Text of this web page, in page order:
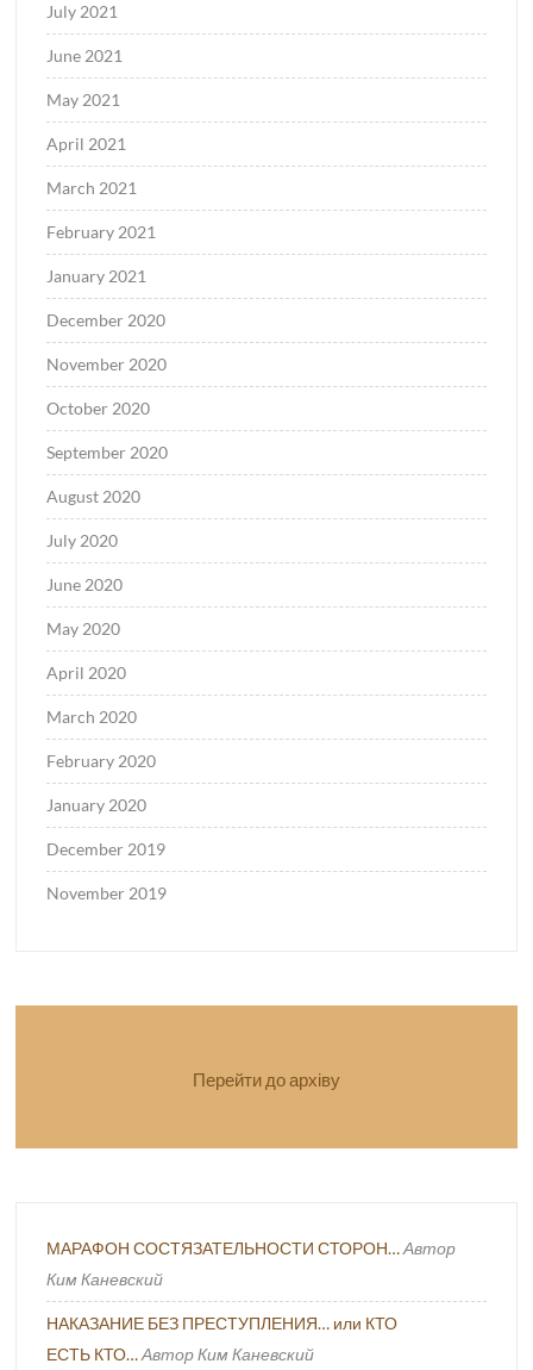
July 2021
June 2021
May 2021
April 2021
March 2021
February 2021
January 2021
December 2020
November 2020
October 2020
September 2020
August 2020
July 2020
June 2020
May 2020
April 2020
March 2020
February 2020
January 2020
December 2019
November 2019
Перейти до архіву
МАРАФОН СОСТЯЗАТЕЛЬНОСТИ СТОРОН… Автор
Ким Каневский
НАКАЗАНИЕ БЕЗ ПРЕСТУПЛЕНИЯ… или КТО
ЕСТЬ КТО… Автор Ким Каневский